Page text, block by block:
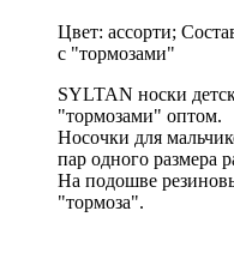
Цвет: ассорти;
с "тормозами"
SYLTAN носки
"тормозами" оптом.
Носочки для
пар одного размера
На подошве
"тормоза".